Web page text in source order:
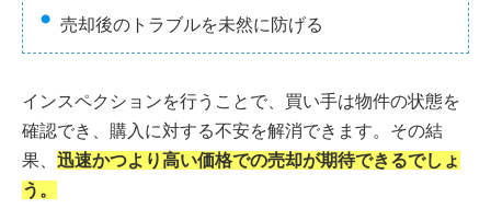
売却後のトラブルを未然に防げる
インスペクションを行うことで、買い手は物件の状態を
確認でき、購入に対する不安を解消できます。その結
果、 迅速かつより高い価格での売却が期待できるでしょ
う。